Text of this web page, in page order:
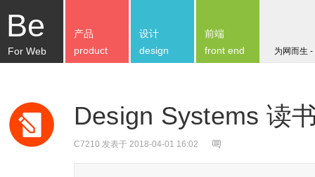
Be
For Web 为网而生
产品
product
设计
design
前端
front end
Design Systems 读
C7210 发表于 2018-04-01 16:02